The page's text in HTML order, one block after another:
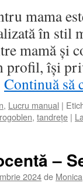
mama
în stil
mamă și
profil, își
Continuă să
, Lucru manual |
rogoblen, tandrețe |
–
2024de Monica